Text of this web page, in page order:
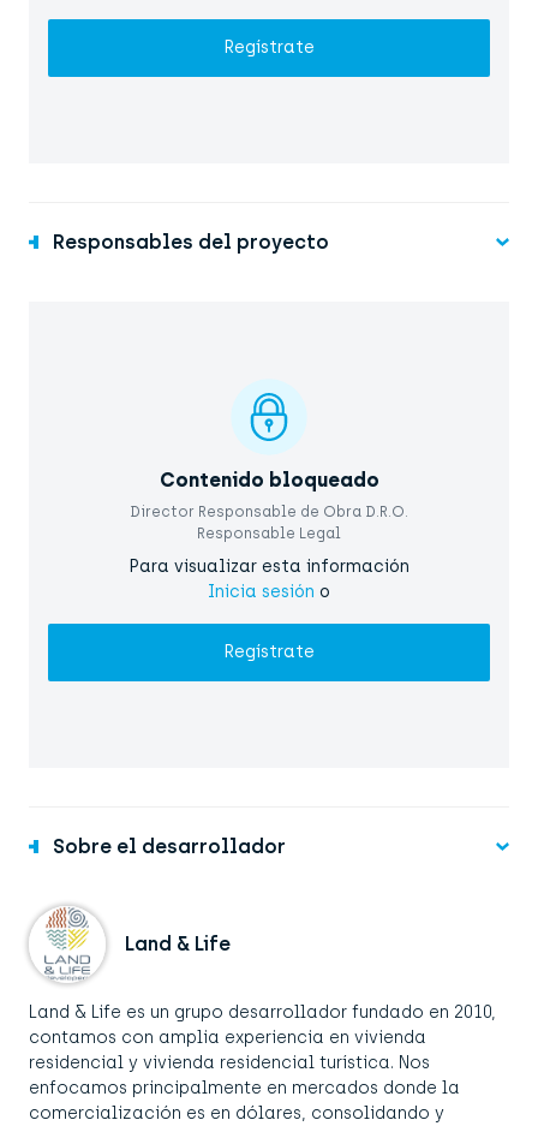
Regístrate
Responsables del proyecto
Contenido bloqueado
Director Responsable de Obra D.R.O.
Responsable Legal
Para visualizar esta información
Inicia sesión o
Regístrate
Sobre el desarrollador
Land & Life
Land & Life es un grupo desarrollador fundado en 2010,
contamos con amplia experiencia en vivienda
residencial y vivienda residencial turística. Nos
enfocamos principalmente en mercados donde la
comercialización es en dólares, consolidando y